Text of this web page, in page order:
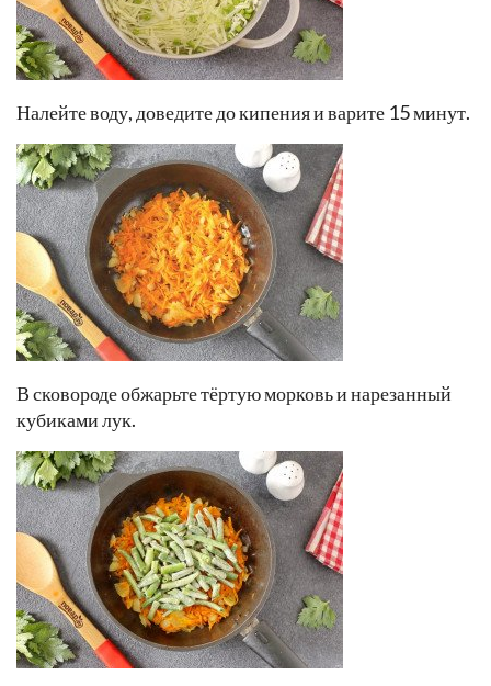
Налейте воду, доведите до кипения и варите 15 минут.
В сковороде обжарьте тёртую морковь и нарезанный
кубиками лук.